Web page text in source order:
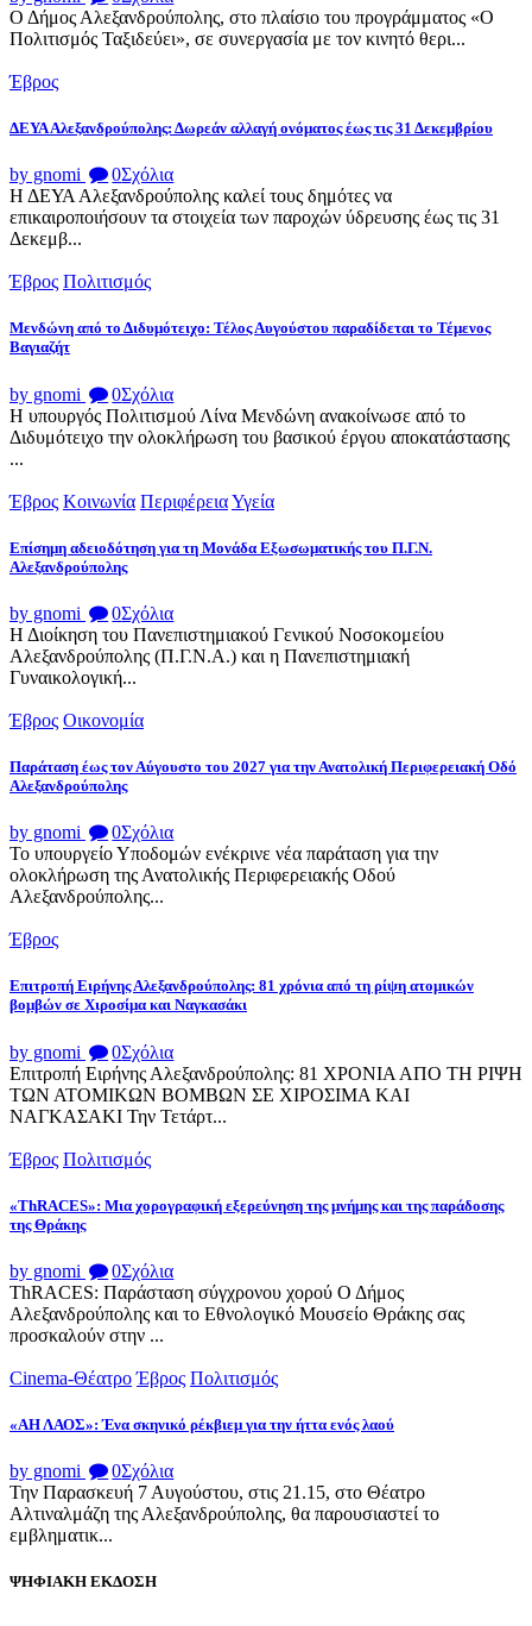
Ο Δήμος Αλεξανδρούπολης, στο πλαίσιο του προγράμματος «Ο
Πολιτισμός Ταξιδεύει», σε συνεργασία με τον κινητό θερι...
Έβρος
ΔΕΥΑ Αλεξανδρούπολης: Δωρεάν αλλαγή ονόματος έως τις 31 Δεκεμβρίου
by gnomi 0Σχόλια
Η ΔΕΥΑ Αλεξανδρούπολης καλεί τους δημότες να
επικαιροποιήσουν τα στοιχεία των παροχών ύδρευσης έως τις 31
Δεκεμβ...
Έβρος Πολιτισμός
Μενδώνη από το Διδυμότειχο: Τέλος Αυγούστου παραδίδεται το Τέμενος
Βαγιαζήτ
by gnomi 0Σχόλια
Η υπουργός Πολιτισμού Λίνα Μενδώνη ανακοίνωσε από το
Διδυμότειχο την ολοκλήρωση του βασικού έργου αποκατάστασης
...
Έβρος Κοινωνία ΠεριφέρειαΥγεία
Επίσημη αδειοδότηση για τη Μονάδα Εξωσωματικής του Π.Γ.Ν.
Αλεξανδρούπολης
by gnomi 0Σχόλια
Η Διοίκηση του Πανεπιστημιακού Γενικού Νοσοκομείου
Αλεξανδρούπολης (Π.Γ.Ν.Α.) και η Πανεπιστημιακή
Γυναικολογική...
Έβρος Οικονομία
Παράταση έως τον Αύγουστο του 2027 για την Ανατολική Περιφερειακή Οδό
Αλεξανδρούπολης
by gnomi 0Σχόλια
Το υπουργείο Υποδομών ενέκρινε νέα παράταση για την
ολοκλήρωση της Ανατολικής Περιφερειακής Οδού
Αλεξανδρούπολης...
Έβρος
Επιτροπή Ειρήνης Αλεξανδρούπολης: 81 χρόνια από τη ρίψη ατομικών
βομβών σε Χιροσίμα και Ναγκασάκι
by gnomi 0Σχόλια
Επιτροπή Ειρήνης Αλεξανδρούπολης: 81 ΧΡΟΝΙΑ ΑΠΟ ΤΗ ΡΙΨΗ
ΤΩΝ ΑΤΟΜΙΚΩΝ ΒΟΜΒΩΝ ΣΕ ΧΙΡΟΣΙΜΑ ΚΑΙ
ΝΑΓΚΑΣΑΚΙ Την Τετάρτ...
Έβρος Πολιτισμός
«ThRACES»: Μια χορογραφική εξερεύνηση της μνήμης και της παράδοσης
της Θράκης
by gnomi 0Σχόλια
ThRACES: Παράσταση σύγχρονου χορού Ο Δήμος
Αλεξανδρούπολης και το Εθνολογικό Μουσείο Θράκης σας
προσκαλούν στην ...
Cinema-Θέατρο Έβρος Πολιτισμός
«ΑΗ ΛΑΟΣ»: Ένα σκηνικό ρέκβιεμ για την ήττα ενός λαού
by gnomi 0Σχόλια
Την Παρασκευή 7 Αυγούστου, στις 21.15, στο Θέατρο
Αλτιναλμάζη της Αλεξανδρούπολης, θα παρουσιαστεί το
εμβληματικ...
ΨΗΦΙΑΚΗ ΕΚΔΟΣΗ